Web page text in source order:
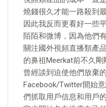
燒錢很久才能一路殺到
因此我反而更看好一些
陌陌和微博，因為他們
關注國外視頻直播類產
的鼻祖Meerkat前不久
曾經談到迫使他們放棄
Facebook/Twitter開始
們抓取用戶信息和用戶